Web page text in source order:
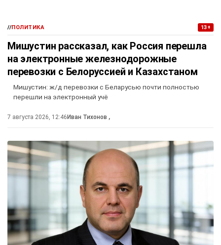
//ПОЛИТИКА 13+
Мишустин рассказал, как Россия перешла
на электронные железнодорожные
перевозки с Белоруссией и Казахстаном
Мишустин: ж/д перевозки с Беларусью почти полностью
перешли на электронный учё
7 августа 2026, 12:46 Иван Тихонов ,